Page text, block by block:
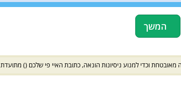
וכדי למנוע ניסיונות הונאה, כתובת האיי פי שלכם () מתועדת